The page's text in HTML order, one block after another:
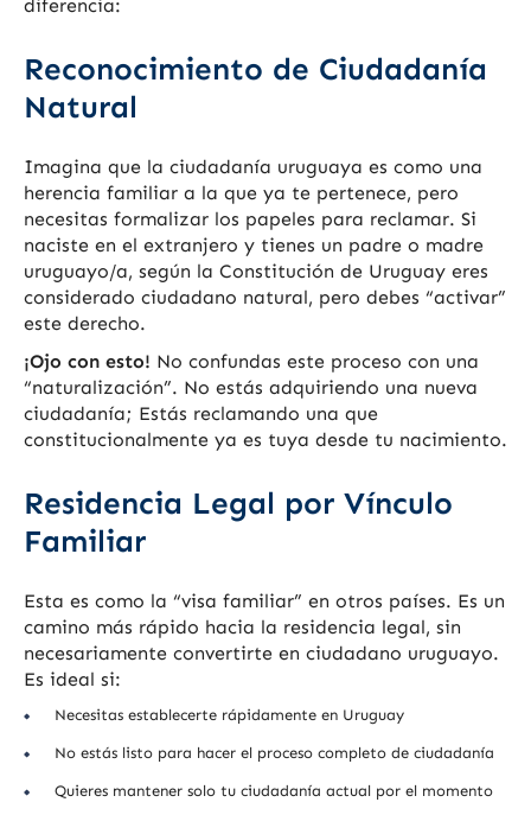
diferencia:
Reconocimiento de Ciudadanía
Natural
Imagina que la ciudadanía uruguaya es como una
herencia familiar a la que ya te pertenece, pero
necesitas formalizar los papeles para reclamar. Si
naciste en el extranjero y tienes un padre o madre
uruguayo/a, según la Constitución de Uruguay eres
considerado ciudadano natural, pero debes “activar”
este derecho.
¡Ojo con esto! No confundas este proceso con una
“naturalización”. No estás adquiriendo una nueva
ciudadanía; Estás reclamando una que
constitucionalmente ya es tuya desde tu nacimiento.
Residencia Legal por Vínculo
Familiar
Esta es como la “visa familiar” en otros países. Es un
camino más rápido hacia la residencia legal, sin
necesariamente convertirte en ciudadano uruguayo.
Es ideal si:
Necesitas establecerte rápidamente en Uruguay
No estás listo para hacer el proceso completo de ciudadanía
Quieres mantener solo tu ciudadanía actual por el momento